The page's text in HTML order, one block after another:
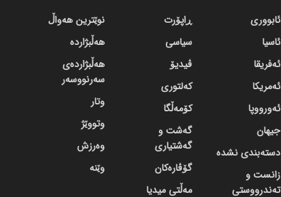
ئابووری
ئاسیا
ئەفریقا
ئەمریکا
ئەورووپا
جیهان
دسته‌بندی نشده
زانست و
تەندرووستی
ڕاپۆرت
سیاسی
ڤیدیۆ
کەلتوری
کۆمەڵگا
گه‌شت و
گه‌شتیاری
گۆڤاره‌کان
مەڵتی میدیا
نوێترین هەواڵ
هەڵبژاردە
هەڵبژاردەی
سەرنووسەر
وتار
وتووێژ
وەرزش
وێنە